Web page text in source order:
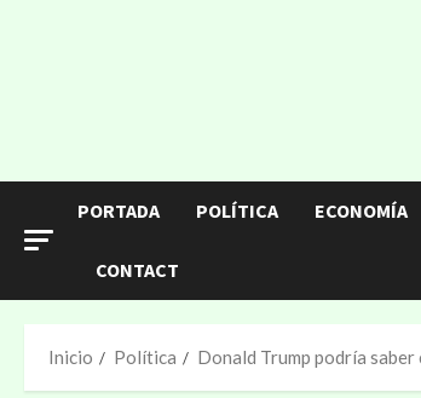
PORTADA POLÍTICA ECONOMÍA
CONTACT
Inicio Política Donald Trump podría saber